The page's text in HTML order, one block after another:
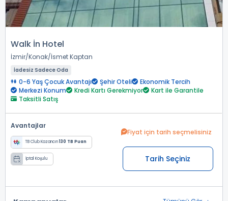
Walk İn Hotel
İzmir Konak İsmet Kaptan
İadesiz Sadece Oda
0-6 Yaş Çocuk Avantajı Şehir Oteli
Ekonomik Tercih
Merkezi Konum
Kredi Kartı Gerekmiyor
Kart ile Garantile
Taksitli Satış
Avantajlar
TB Club Kazancın130 TB Puan
İptal Koşulu
Fiyat için tarih seçmelisiniz
Tarih Seçiniz